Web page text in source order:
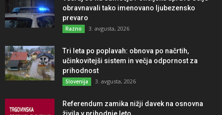
obravnavali tako imenovano ljubezensko
prevaro
Razno 3. avgusta, 2026
Tri leta po poplavah: obnova po načrtih,
učinkovitejši sistem in večja odpornost za
prihodnost
Slovenija 3. avgusta, 2026
Referendum zamika nižji davek na osnovna